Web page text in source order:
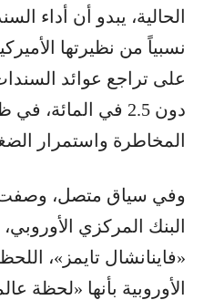
الحالية، يبدو أن أداء
نسبياً من نظيرتها
دون 2.5 في
المخاطرة واستمرار
وفي سياق متصل، وصفت
البنك المركزي
«فاينانشال تايمز»،
الأوروبية بأنها «لحظة